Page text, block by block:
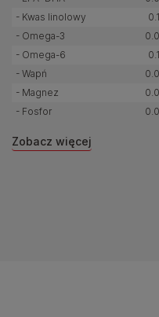
- Kwas linolowy
- Omega-3
- Omega-6
- Wapń
- Magnez
- Fosfor
Zobacz więcej